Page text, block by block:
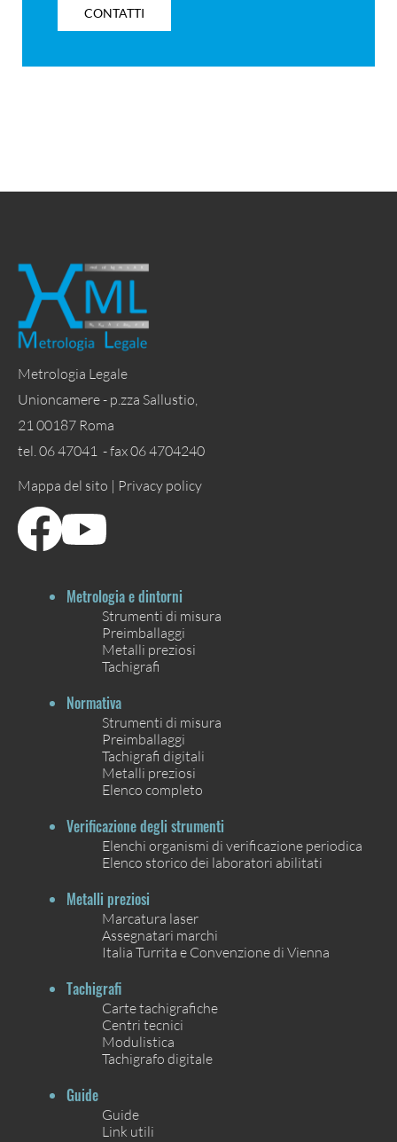
CONTATTI
Metrologia Legale
Unioncamere - p.zza Sallustio,
21 00187 Roma
tel. 06 47041 - fax 06 4704240
Mappa del sito | Privacy policy
Metrologia e dintorni
Strumenti di misura
Preimballaggi
Metalli preziosi
Tachigrafi
Normativa
Strumenti di misura
Preimballaggi
Tachigrafi digitali
Metalli preziosi
Elenco completo
Verificazione degli strumenti
Elenchi organismi di verificazione periodica
Elenco storico dei laboratori abilitati
Metalli preziosi
Marcatura laser
Assegnatari marchi
Italia Turrita e Convenzione di Vienna
Tachigrafi
Carte tachigrafiche
Centri tecnici
Modulistica
Tachigrafo digitale
Guide
Guide
Link utili